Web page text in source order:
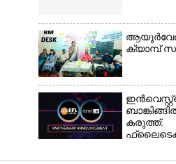
ക്യാമ്പ്
കരുത്ത്: